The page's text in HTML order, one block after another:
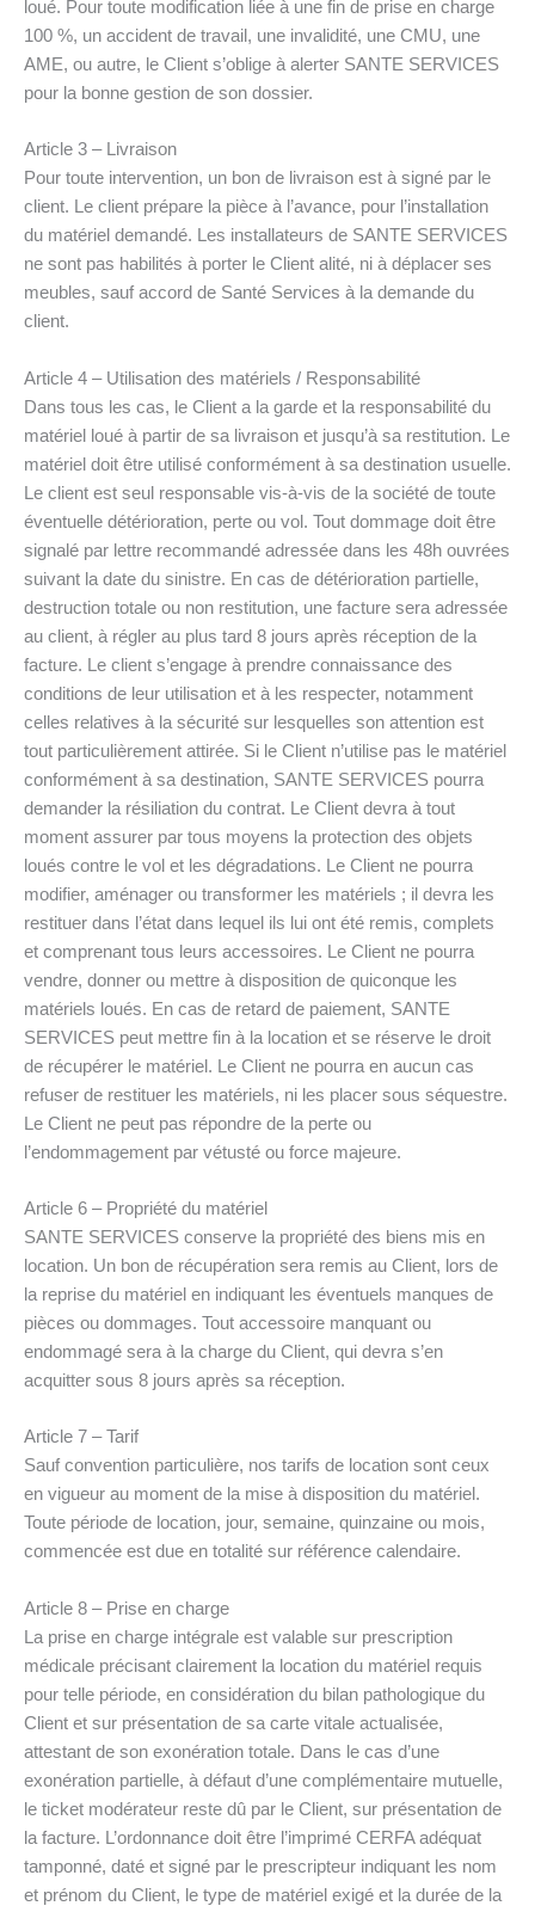
loué. Pour toute modification liée à une fin de prise en charge
100 %, un accident de travail, une invalidité, une CMU, une
AME, ou autre, le Client s’oblige à alerter SANTE SERVICES
pour la bonne gestion de son dossier.
Article 3 – Livraison
Pour toute intervention, un bon de livraison est à signé par le
client. Le client prépare la pièce à l’avance, pour l’installation
du matériel demandé. Les installateurs de SANTE SERVICES
ne sont pas habilités à porter le Client alité, ni à déplacer ses
meubles, sauf accord de Santé Services à la demande du
client.
Article 4 – Utilisation des matériels / Responsabilité
Dans tous les cas, le Client a la garde et la responsabilité du
matériel loué à partir de sa livraison et jusqu’à sa restitution. Le
matériel doit être utilisé conformément à sa destination usuelle.
Le client est seul responsable vis-à-vis de la société de toute
éventuelle détérioration, perte ou vol. Tout dommage doit être
signalé par lettre recommandé adressée dans les 48h ouvrées
suivant la date du sinistre. En cas de détérioration partielle,
destruction totale ou non restitution, une facture sera adressée
au client, à régler au plus tard 8 jours après réception de la
facture. Le client s’engage à prendre connaissance des
conditions de leur utilisation et à les respecter, notamment
celles relatives à la sécurité sur lesquelles son attention est
tout particulièrement attirée. Si le Client n’utilise pas le matériel
conformément à sa destination, SANTE SERVICES pourra
demander la résiliation du contrat. Le Client devra à tout
moment assurer par tous moyens la protection des objets
loués contre le vol et les dégradations. Le Client ne pourra
modifier, aménager ou transformer les matériels ; il devra les
restituer dans l’état dans lequel ils lui ont été remis, complets
et comprenant tous leurs accessoires. Le Client ne pourra
vendre, donner ou mettre à disposition de quiconque les
matériels loués. En cas de retard de paiement, SANTE
SERVICES peut mettre fin à la location et se réserve le droit
de récupérer le matériel. Le Client ne pourra en aucun cas
refuser de restituer les matériels, ni les placer sous séquestre.
Le Client ne peut pas répondre de la perte ou
l’endommagement par vétusté ou force majeure.
Article 6 – Propriété du matériel
SANTE SERVICES conserve la propriété des biens mis en
location. Un bon de récupération sera remis au Client, lors de
la reprise du matériel en indiquant les éventuels manques de
pièces ou dommages. Tout accessoire manquant ou
endommagé sera à la charge du Client, qui devra s’en
acquitter sous 8 jours après sa réception.
Article 7 – Tarif
Sauf convention particulière, nos tarifs de location sont ceux
en vigueur au moment de la mise à disposition du matériel.
Toute période de location, jour, semaine, quinzaine ou mois,
commencée est due en totalité sur référence calendaire.
Article 8 – Prise en charge
La prise en charge intégrale est valable sur prescription
médicale précisant clairement la location du matériel requis
pour telle période, en considération du bilan pathologique du
Client et sur présentation de sa carte vitale actualisée,
attestant de son exonération totale. Dans le cas d’une
exonération partielle, à défaut d’une complémentaire mutuelle,
le ticket modérateur reste dû par le Client, sur présentation de
la facture. L’ordonnance doit être l’imprimé CERFA adéquat
tamponné, daté et signé par le prescripteur indiquant les nom
et prénom du Client, le type de matériel exigé et la durée de la